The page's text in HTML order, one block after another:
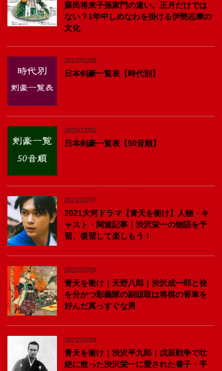
蘇民将来子孫家門の違い。正月だけでは
ない？1年中しめなわを掛ける伊勢志摩の
文化
2017/01/08
日本剣豪一覧表【時代別】
2016/12/01
日本剣豪一覧表【50音順】
2021/02/07
2021大河ドラマ【青天を衝け】人物・キ
ャスト・関連記事｜渋沢栄一の物語を予
習、復習して楽しもう！
2021/02/06
青天を衝け｜天野八郎｜渋沢成一郎と袂
を分かつ彰義隊の副頭取は将棋の香車を
好んだ真っすぐな男
2021/02/04
青天を衝け｜渋沢平九郎｜戊辰戦争で壮
絶に散った渋沢栄一に愛された養子・平